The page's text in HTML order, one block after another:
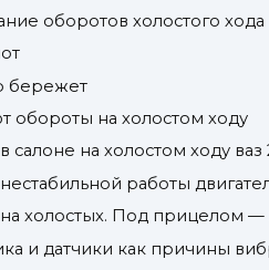
оборотов холостого
бережет
обороты на холостом ходу
салоне на холостом ходу
работы
холостых. Под прицелом —
и датчики как причины